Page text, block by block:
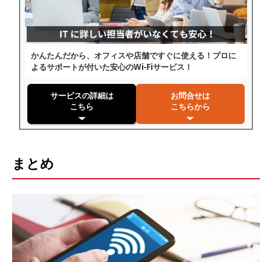
かんたんだから、オフィスや店舗ですぐに使える！プロに
よるサポートが付いた安心のWi-Fiサービス！
サービスの詳細は
こちら
お問合せは
こちらから
まとめ